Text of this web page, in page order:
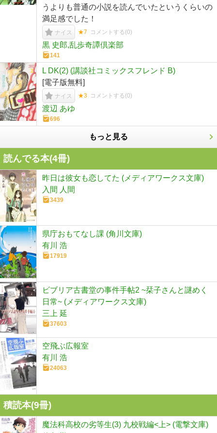
うよりも普通の小説を読んでいたというくらいの
満足感でした！
ナイス ★7 コメントする(0)
黒 史郎,乱歩奇譚倶楽部
141
L DK(2) (講談社コミックスフレンド B)
[電子版無料]
ナイス ★3 コメントする(0)
渡辺 あゆ
696
もっと見る
読んでる本(4冊)
昨日は彼女も恋してた (メディアワークス文庫)
入間 人間
3439
県庁おもてなし課 (角川文庫)
有川 浩
17919
ビブリア古書堂の事件手帖2 ~栞子さんと謎めく
日常~ (メディアワークス文庫)
三上 延
37603
空飛ぶ広報室
有川 浩
24063
積読本(9冊)
魔法科高校の劣等生(3) 九校戦編<上> (電撃文庫)